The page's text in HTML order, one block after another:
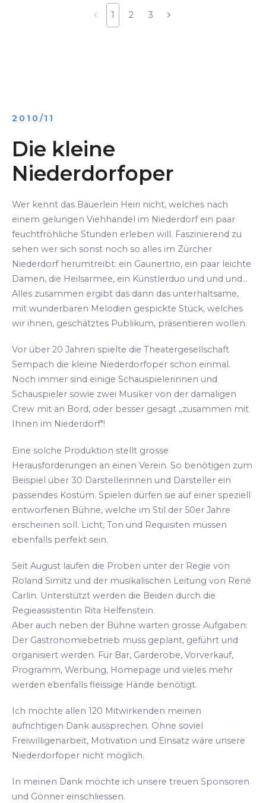
1 2 3
2010/11
Die kleine
Niederdorfoper
Wer kennt das Bäuerlein Heiri nicht, welches nach
einem gelungen Viehhandel im Niederdorf ein paar
feuchtfröhliche Stunden erleben will. Faszinierend zu
sehen wer sich sonst noch so alles im Zürcher
Niederdorf herumtreibt: ein Gaunertrio, ein paar leichte
Damen, die Heilsarmee, ein Künstlerduo und und und...
Alles zusammen ergibt das dann das unterhaltsame,
mit wunderbaren Melodien gespickte Stück, welches
wir ihnen, geschätztes Publikum, präsentieren wollen.
Vor über 20 Jahren spielte die Theatergesellschaft
Sempach die kleine Niederdorfoper schon einmal.
Noch immer sind einige Schauspielerinnen und
Schauspieler sowie zwei Musiker von der damaligen
Crew mit an Bord, oder besser gesagt „zusammen mit
Ihnen im Niederdorf"!
Eine solche Produktion stellt grosse
Herausforderungen an einen Verein. So benötigen zum
Beispiel über 30 Darstellerinnen und Darsteller ein
passendes Kostüm. Spielen dürfen sie auf einer speziell
entworfenen Bühne, welche im Stil der 50er Jahre
erscheinen soll. Licht, Ton und Requisiten müssen
ebenfalls perfekt sein.
Seit August laufen die Proben unter der Regie von
Roland Simitz und der musikalischen Leitung von René
Carlin. Unterstützt werden die Beiden durch die
Regieassistentin Rita Helfenstein.
Aber auch neben der Bühne warten grosse Aufgaben:
Der Gastronomiebetrieb muss geplant, geführt und
organisiert werden. Für Bar, Garderobe, Vorverkauf,
Programm, Werbung, Homepage und vieles mehr
werden ebenfalls fleissige Hände benötigt.
Ich möchte allen 120 Mitwirkenden meinen
aufrichtigen Dank aussprechen. Ohne soviel
Freiwilligenarbeit, Motivation und Einsatz wäre unsere
Niederdorfoper nicht möglich.
In meinen Dank möchte ich unsere treuen Sponsoren
und Gönner einschliessen.